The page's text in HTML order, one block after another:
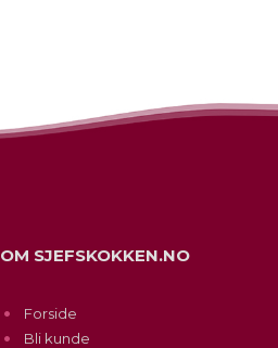
OM SJEFSKOKKEN.NO
Forside
Bli kunde